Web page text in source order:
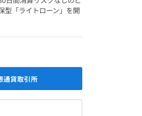
型「ライトローン」を開
通貨取引所